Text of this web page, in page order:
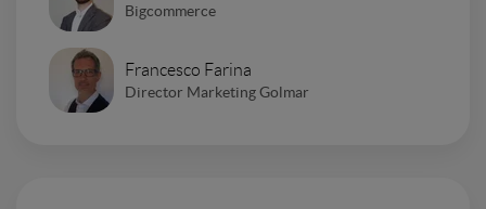
Bigcommerce
Francesco Farina
Director Marketing Golmar